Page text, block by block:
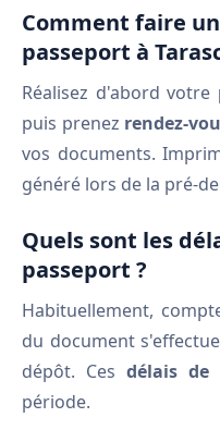
Comment faire
passeport à
Réalisez d'abord votre
puis prenez rendez-
vos documents.
généré lors de la pré-
Quels sont les
passeport ?
Habituellement,
du document
dépôt. Cesdélais de
période.